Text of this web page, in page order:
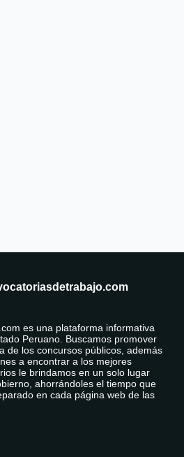
es una plataforma informativa
Peruano. Buscamos promover
de los concursos públicos, además
a encontrar a los mejores
le brindamos en un solo lugar
ahorrándoles el tiempo que
en cada página web de las